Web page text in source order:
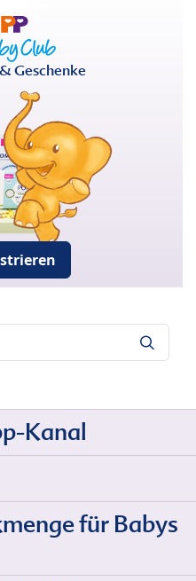
Geschenke
Kanal
für Babys